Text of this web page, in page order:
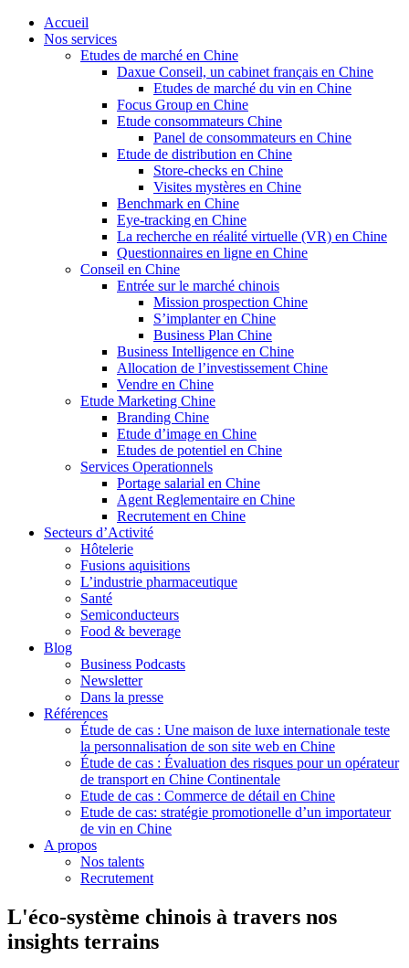
Accueil
Nos services
Etudes de marché en Chine
Daxue Conseil, un cabinet français en Chine
Etudes de marché du vin en Chine
Focus Group en Chine
Etude consommateurs Chine
Panel de consommateurs en Chine
Etude de distribution en Chine
Store-checks en Chine
Visites mystères en Chine
Benchmark en Chine
Eye-tracking en Chine
La recherche en réalité virtuelle (VR) en Chine
Questionnaires en ligne en Chine
Conseil en Chine
Entrée sur le marché chinois
Mission prospection Chine
S’implanter en Chine
Business Plan Chine
Business Intelligence en Chine
Allocation de l’investissement Chine
Vendre en Chine
Etude Marketing Chine
Branding Chine
Etude d’image en Chine
Etudes de potentiel en Chine
Services Operationnels
Portage salarial en Chine
Agent Reglementaire en Chine
Recrutement en Chine
Secteurs d’Activité
Hôtelerie
Fusions aquisitions
L’industrie pharmaceutique
Santé
Semiconducteurs
Food & beverage
Blog
Business Podcasts
Newsletter
Dans la presse
Références
Étude de cas : Une maison de luxe internationale teste
la personnalisation de son site web en Chine
Étude de cas : Évaluation des risques pour un opérateur
de transport en Chine Continentale
Etude de cas : Commerce de détail en Chine
Etude de cas: stratégie promotionelle d’un importateur
de vin en Chine
A propos
Nos talents
Recrutement
L'éco-système chinois à travers nos
insights terrains